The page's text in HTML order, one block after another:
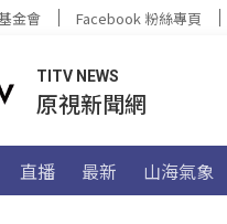
金會 Facebook 粉絲專頁
TITV NEWS
原視新聞網
直播 最新 山海氣象